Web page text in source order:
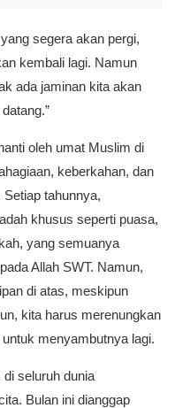
segera akan pergi,
kembali lagi. Namun
ada jaminan kita akan
oleh umat Muslim di
keberkahan, dan
tahunnya,
khusus seperti puasa,
yang semuanya
Allah SWT. Namun,
di atas, meskipun
kita harus merenungkan
menyambutnya lagi.
seluruh dunia
Bulan ini dianggap